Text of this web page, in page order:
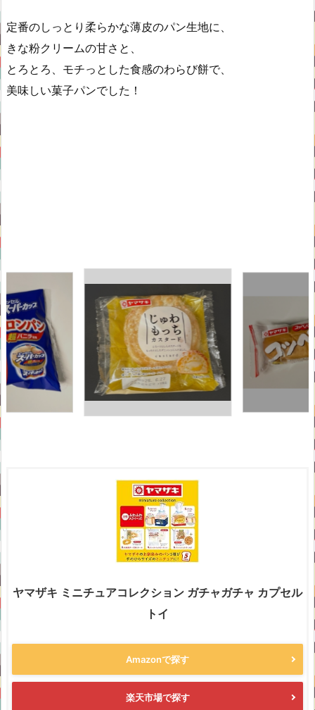
定番のしっとり柔らかな薄皮のパン生地に、
きな粉クリームの甘さと、
とろとろ、モチっとした食感のわらび餅で、
美味しい菓子パンでした！
ヤマザキ ミニチュアコレクション ガチャガチャ カプセル
トイ
Amazonで探す
楽天市場で探す